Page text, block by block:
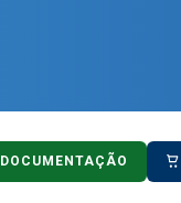
DOCUMENTAÇÃO